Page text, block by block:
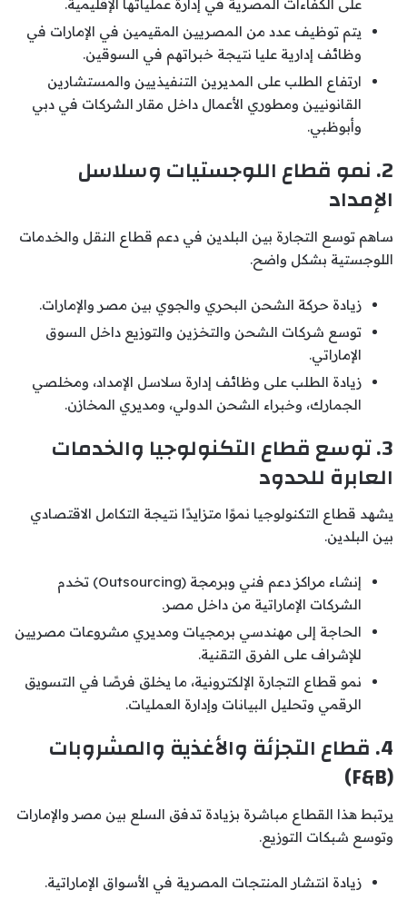
على الكفاءات المصرية في إدارة عملياتها الإقليمية.
يتم توظيف عدد من المصريين المقيمين في الإمارات في
وظائف إدارية عليا نتيجة خبراتهم في السوقين.
ارتفاع الطلب على المديرين التنفيذيين والمستشارين
القانونيين ومطوري الأعمال داخل مقار الشركات في دبي
وأبوظبي.
2. نمو قطاع اللوجستيات وسلاسل
الإمداد
ساهم توسع التجارة بين البلدين في دعم قطاع النقل والخدمات
اللوجستية بشكل واضح.
زيادة حركة الشحن البحري والجوي بين مصر والإمارات.
توسع شركات الشحن والتخزين والتوزيع داخل السوق
الإماراتي.
زيادة الطلب على وظائف إدارة سلاسل الإمداد، ومخلصي
الجمارك، وخبراء الشحن الدولي، ومديري المخازن.
3. توسع قطاع التكنولوجيا والخدمات
العابرة للحدود
يشهد قطاع التكنولوجيا نموًا متزايدًا نتيجة التكامل الاقتصادي
بين البلدين.
إنشاء مراكز دعم فني وبرمجة (Outsourcing) تخدم
الشركات الإماراتية من داخل مصر.
الحاجة إلى مهندسي برمجيات ومديري مشروعات مصريين
للإشراف على الفرق التقنية.
نمو قطاع التجارة الإلكترونية، ما يخلق فرصًا في التسويق
الرقمي وتحليل البيانات وإدارة العمليات.
4. قطاع التجزئة والأغذية والمشروبات
(F&B)
يرتبط هذا القطاع مباشرة بزيادة تدفق السلع بين مصر والإمارات
وتوسع شبكات التوزيع.
زيادة انتشار المنتجات المصرية في الأسواق الإماراتية.